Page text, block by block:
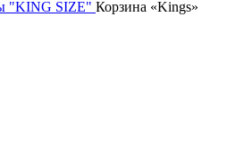
"KING SIZE" Корзина «Kings»